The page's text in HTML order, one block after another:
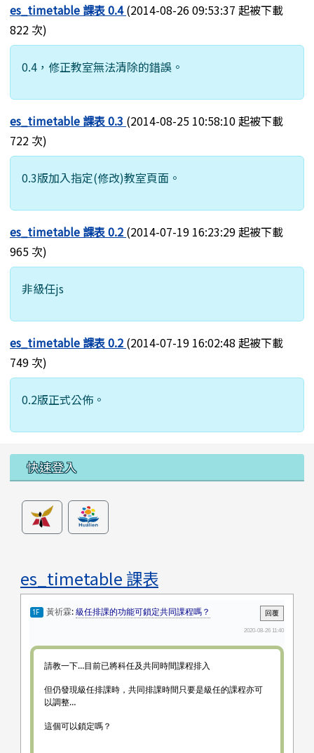
es_timetable 課表 0.4(2014-08-26 09:53:37 起被下載
822 次)
0.4，修正教室無法清除的錯誤。
es_timetable 課表 0.3 (2014-08-25 10:58:10 起被下載
722 次)
0.3版加入指定(修改)教室頁面。
es_timetable 課表 0.2 (2014-07-19 16:23:29 起被下載
965 次)
非級任js
es_timetable 課表 0.2 (2014-07-19 16:02:48 起被下載
749 次)
0.2版正式公佈。
左邊區域內容
快速登入
es_timetable 課表